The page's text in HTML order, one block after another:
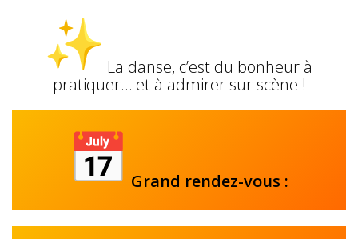
La danse, c’est du bonheur à
pratiquer… et à admirer sur scène !
Grand rendez-vous :